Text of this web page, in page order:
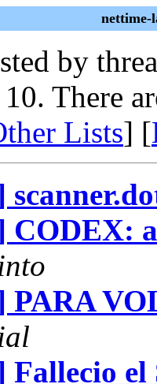
nettime-
by
There
Lists] [
CODEX:
PARA
Fallecio